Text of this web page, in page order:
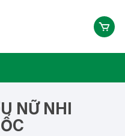
NỮ NHI